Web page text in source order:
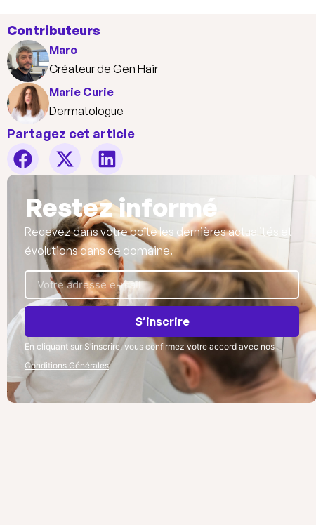
Contributeurs
Marc
Créateur de Gen Hair
Marie Curie
Dermatologue
Partagez cet article
Restez informé
Recevez dans votre boîte les dernières actualités et
évolutions dans ce domaine.
S’inscrire
En cliquant sur S’inscrire, vous confirmez votre accord avec nos
Conditions Générales